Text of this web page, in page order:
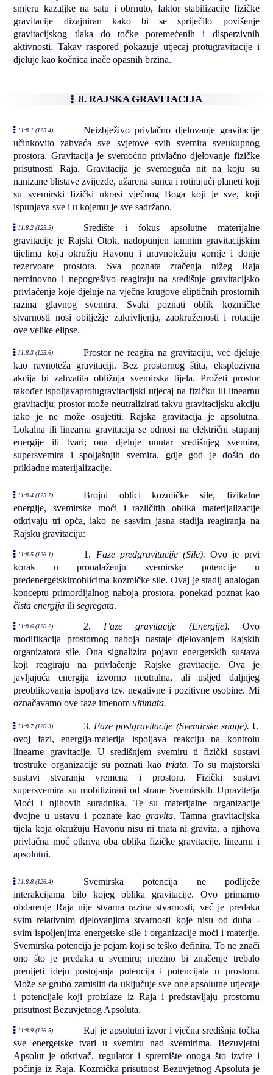
smjeru kazaljke na satu i obrnuto, faktor stabilizacije fizičke
gravitacije dizajniran kako bi se spriječilo povišenje
gravitacijskog tlaka do točke poremećenih i disperzivnih
aktivnosti. Takav raspored pokazuje utjecaj protugravitacije i
djeluje kao kočnica inače opasnih brzina.
8. RAJSKA GRAVITACIJA
11:8.1 (125.4)
Neizbježivo privlačno djelovanje gravitacije
učinkovito zahvaća sve svjetove svih svemira sveukupnog
prostora. Gravitacija je svemoćno privlačno djelovanje fizičke
prisutnosti Raja. Gravitacija je svemoguća nit na koju su
nanizane blistave zvijezde, užarena sunca i rotirajući planeti koji
su svemirski fizički ukrasi vječnog Boga koji je sve, koji
ispunjava sve i u kojemu je sve sadržano.
11:8.2 (125.5)
Središte i fokus apsolutne materijalne
gravitacije je Rajski Otok, nadopunjen tamnim gravitacijskim
tijelima koja okružju Havonu i uravnotežuju gornje i donje
rezervoare prostora. Sva poznata zračenja nižeg Raja
neminovno i nepogrešivo reagiraju na središnje gravitacijsko
privlačenje koje djeluje na vječne krugove eliptičnih prostornih
razina glavnog svemira. Svaki poznati oblik kozmičke
stvarnosti nosi obilježje zakrivljenja, zaokruženosti i rotacije
ove velike elipse.
11:8.3 (125.6)
Prostor ne reagira na gravitaciju, već djeluje
kao ravnoteža gravitaciji. Bez prostornog štita, eksplozivna
akcija bi zahvatila obližnja svemirska tijela. Prožeti prostor
također ispoljavaprotugravitacijski utjecaj na fizičku ili linearnu
gravitaciju; prostor može neutralizirati takvu gravitacijsku akciju
iako je ne može osujetiti. Rajska gravitacija je apsolutna.
Lokalna ili linearna gravitacija se odnosi na električni stupanj
energije ili tvari; ona djeluje unutar središnjeg svemira,
supersvemira i spoljašnjih svemira, gdje god je došlo do
prikladne materijalizacije.
11:8.4 (125.7)
Brojni oblici kozmičke sile, fizikalne
energije, svemirske moći i različitih oblika materijalizacije
otkrivaju tri opća, iako ne sasvim jasna stadija reagiranja na
Rajsku gravitaciju:
11:8.5 (126.1) 1. Faze predgravitacije (Sile). Ovo je prvi
korak u pronalaženju svemirske potencije u
predenergetskimoblicima kozmičke sile. Ovaj je stadij analogan
konceptu primordijalnog naboja prostora, ponekad poznat kao
čista energija ilisegregata.
11:8.6 (126.2) 2. Faze gravitacije (Energije). Ovo
modifikacija prostornog naboja nastaje djelovanjem Rajskih
organizatora sile. Ona signalizira pojavu energetskih sustava
koji reagiraju na privlačenje Rajske gravitacije. Ova je
javljajuća energija izvorno neutralna, ali usljed daljnjeg
preoblikovanja ispoljava tzv. negativne i pozitivne osobine. Mi
označavamo ove faze imenomultimata.
11:8.7 (126.3) 3. Faze postgravitacije (Svemirske snage). U
ovoj fazi, energija-materija ispoljava reakciju na kontrolu
linearne gravitacije. U središnjem svemiru ti fizički sustavi
trostruke organizacije su poznati kao triata. To su majstorski
sustavi stvaranja vremena i prostora. Fizički sustavi
supersvemira su mobilizirani od strane Svemirskih Upravitelja
Moći i njihovih suradnika. Te su materijalne organizacije
dvojne u ustavu i poznate kao gravita. Tamna gravitacijska
tijela koja okružuju Havonu nisu ni triata ni gravita, a njihova
privlačna moć otkriva oba oblika fizičke gravitacije, linearni i
apsolutni.
11:8.8 (126.4)
Svemirska potencija ne podliježe
interakcijama bilo kojeg oblika gravitacije. Ovo primarno
obdarenje Raja nije stvarna razina stvarnosti, već je predaka
svim relativnim djelovanjima stvarnosti koje nisu od duha -
svim ispoljenjima energetske sile i organizacije moći i materije.
Svemirska potencija je pojam koji se teško definira. To ne znači
ono što je predaka u svemiru; njezino bi značenje trebalo
prenijeti ideju postojanja potencija i potencijala u prostoru.
Može se grubo zamisliti da uključuje sve one apsolutne utjecaje
i potencijale koji proizlaze iz Raja i predstavljaju prostornu
prisutnost Bezuvjetnog Apsoluta.
11:8.9 (126.5)
Raj je apsolutni izvor i vječna središnja točka
sve energetske tvari u svemiru nad svemirima. Bezuvjetni
Apsolut je otkrivač, regulator i spremište onoga što izvire i
počinje iz Raja. Kozmička prisutnost Bezuvjetnog Apsoluta je